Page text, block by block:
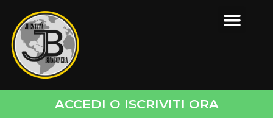
ACCEDI O ISCRIVITI ORA